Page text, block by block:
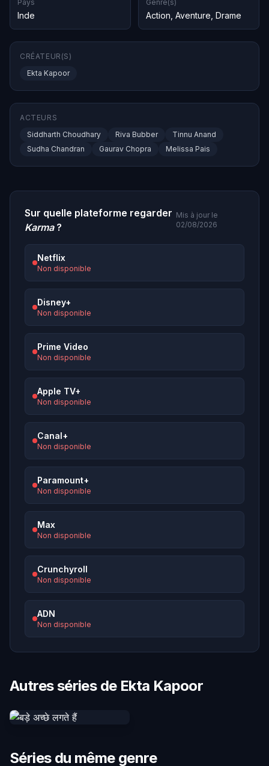
Pays
Inde
Genre(s)
Action Aventure Drame
CRÉATEUR(S)
Ekta Kapoor
ACTEURS
Siddharth Choudhary
Riva Bubber
Tinnu Anand
Sudha Chandran
Gaurav Chopra Melissa Pais
Sur quelle plateforme regarder
Karma?
Mis à jour le
02/08/2026
Netflix
Non disponible
Disney+
Non disponible
Prime Video
Non disponible
Apple TV+
Non disponible
Canal+
Non disponible
Paramount+
Non disponible
Max
Non disponible
Crunchyroll
Non disponible
ADN
Non disponible
Autres séries de Ekta Kapoor
Séries du même genre